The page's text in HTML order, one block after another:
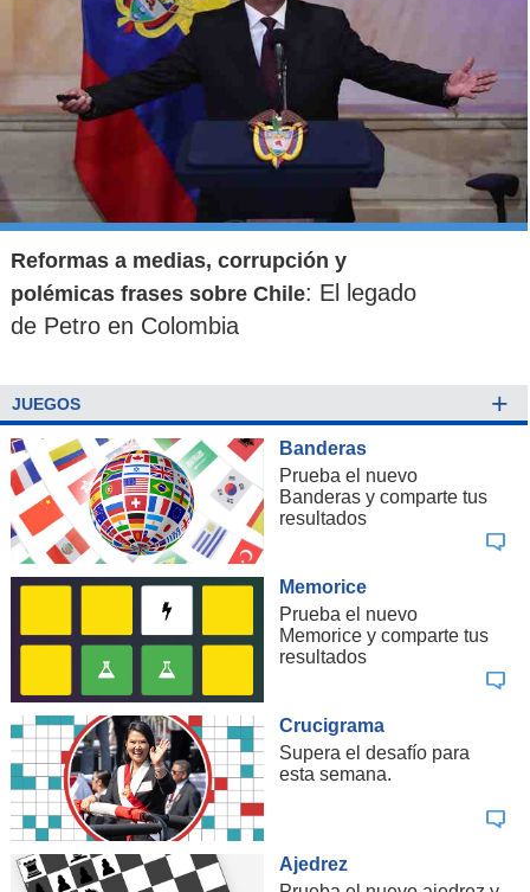
Reformas a medias, corrupción y
polémicas frases sobre Chile: El legado
de Petro en Colombia
JUEGOS +
Banderas
Prueba el nuevo
Banderas y comparte tus
resultados
Memorice
Prueba el nuevo
Memorice y comparte tus
resultados
Crucigrama
Supera el desafío para
esta semana.
Ajedrez